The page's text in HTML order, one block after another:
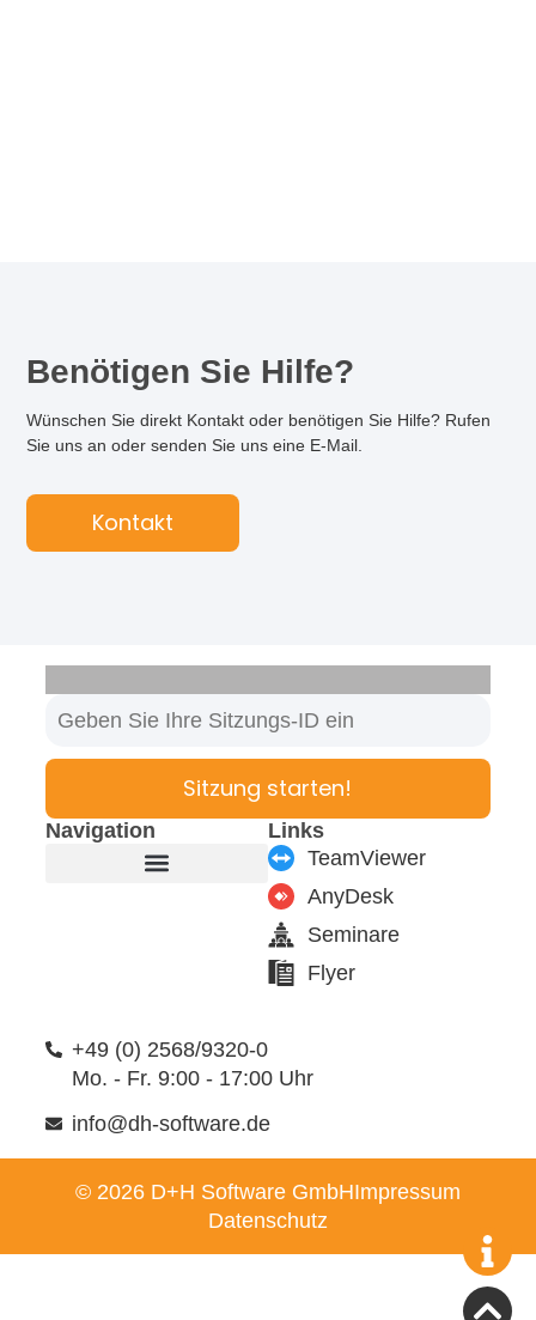
Benötigen Sie Hilfe?
Wünschen Sie direkt Kontakt oder benötigen Sie Hilfe? Rufen
Sie uns an oder senden Sie uns eine E-Mail.
Kontakt
+49 (0) 2568/9320-0
Mo. - Fr. 9:00 - 17:00 Uhr
info@dh-software.de
Navigation
Links
TeamViewer
AnyDesk
Seminare
Flyer
Sitzung starten!
© 2026 D+H Software GmbHImpressum
Datenschutz